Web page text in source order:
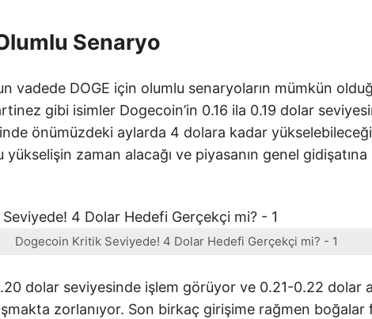
Senaryo
vadede DOGE için olumlu senaryoların mümkün
gibi isimler Dogecoin’in 0.16 ila 0.19 dolar
önümüzdeki aylarda 4 dolara kadar
zaman alacağı ve piyasanın genel gidişatına
Dogecoin Kritik Seviyede! 4 Dolar Hedefi Gerçekçi mi? - 1
dolar seviyesinde işlem görüyor ve 0.21-0.22 dolar
zorlanıyor. Son birkaç girişime rağmen boğalar